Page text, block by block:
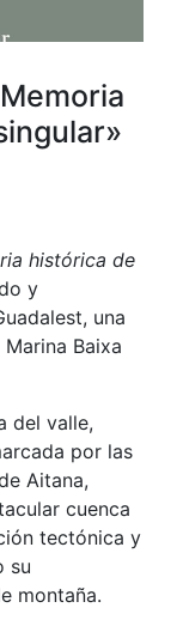
histórica de
y
una
Baixa
del valle,
por las
Aitana,
cuenca
tectónica y
su
montaña.